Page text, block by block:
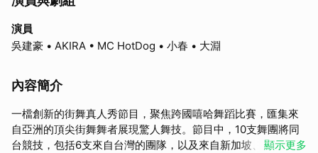
演員
吳建豪 • AKIRA • MC HotDog • 小春 • 大淵
內容簡介
一檔創新的街舞真人秀節目，聚焦跨國嘻哈舞蹈比賽，匯集來
自亞洲的頂尖街舞舞者展現驚人舞技。節目中，10支舞團將同
台競技，包括6支來自台灣的團隊，以及來自新加坡、韓國和日
顯示更多